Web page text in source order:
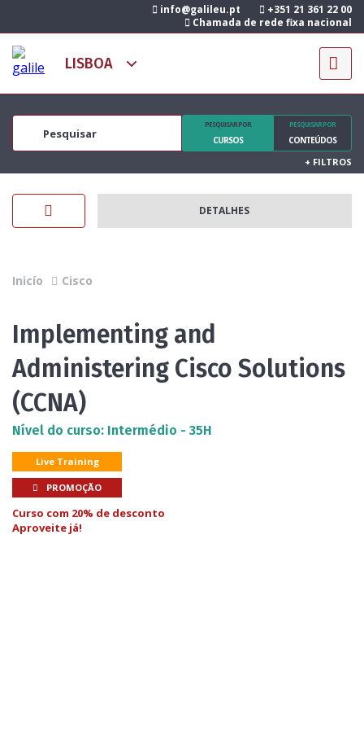
info@galileu.pt
+351 21 361 22 00
Chamada de rede fixa nacional
PESQUISAR POR
CURSOS
PESQUISAR POR
CONTEÚDOS
+ FILTROS
DETALHES
Inicío Cisco
Implementing and
Administering Cisco Solutions
(CCNA)
Nível do curso: Intermédio - 35H
Live Training
PROMOÇÃO
Curso com 20% de desconto
Aproveite já!